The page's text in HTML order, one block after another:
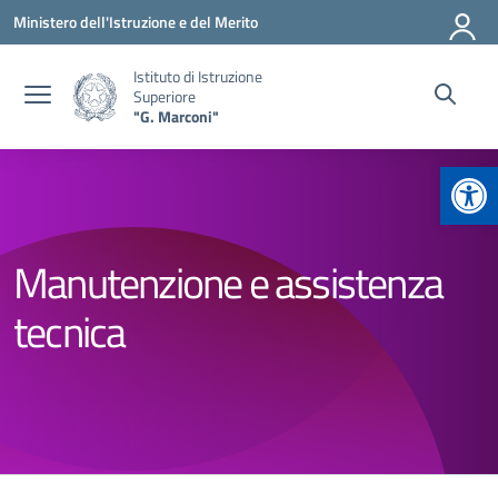
Vai ai contenuti
Vai al menu di navigazione
Vai al footer
Ministero dell'Istruzione e del Merito
Istituto di Istruzione
Superiore
"G. Marconi"
Manutenzione e assistenza
tecnica